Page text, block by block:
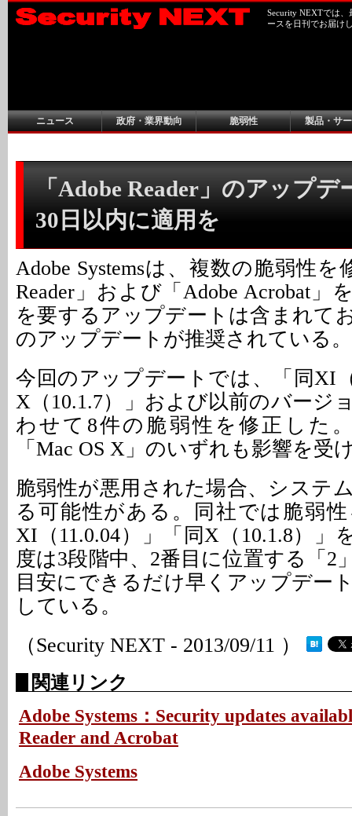
Security NEXTでは
ースを日刊でお届け
ニュース 政府・業界動向 脆弱性 製品・サ
「Adobe Reader」のアップデ
30日以内に適用を
Adobe Systemsは、複数の脆弱性を
Reader」および「Adobe Acrobat」
を要するアップデートは含まれて
のアップデートが推奨されている。
今回のアップデートでは、「同XI
X（10.1.7）」および以前のバージ
わせて8件の脆弱性を修正した。
「Mac OS X」のいずれも影響を受
脆弱性が悪用された場合、システ
る可能性がある。同社では脆弱
XI（11.0.04）」「同X（10.1.8）」
度は3段階中、2番目に位置する「2
目安にできるだけ早くアップデー
している。
（Security NEXT - 2013/09/11 ）
関連リンク
Adobe Systems：Security updates
Reader and Acrobat
Adobe Systems